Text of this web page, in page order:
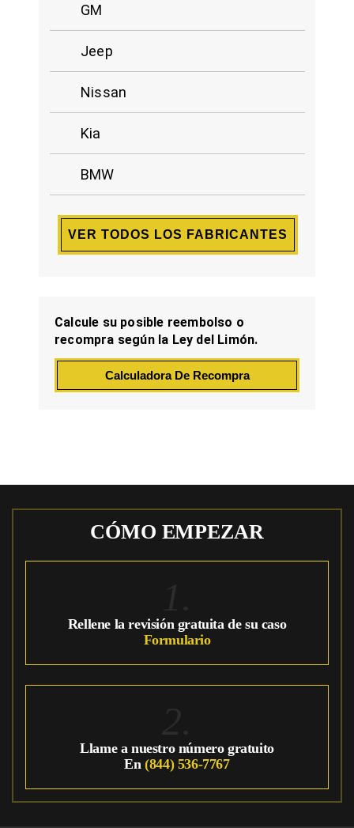
GM
Jeep
Nissan
Kia
BMW
VER TODOS LOS FABRICANTES
Calcule su posible reembolso o
recompra según la Ley del Limón.
Calculadora De Recompra
CÓMO EMPEZAR
Rellene la revisión gratuita de su caso
Formulario
Llame a nuestro número gratuito
En(844) 536-7767